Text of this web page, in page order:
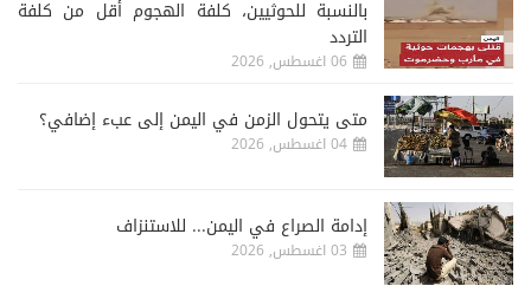
‏بالنسبة للحوثيين، كلفة الهجوم أقل من كلفة
التردد
06 اغسطس, 2026
متى يتحول الزمن في اليمن إلى عبء إضافي؟
04 اغسطس, 2026
إدامة الصراع في اليمن... للاستنزاف
03 اغسطس, 2026